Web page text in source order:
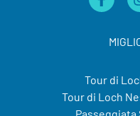
Tour di
Tour di Loch